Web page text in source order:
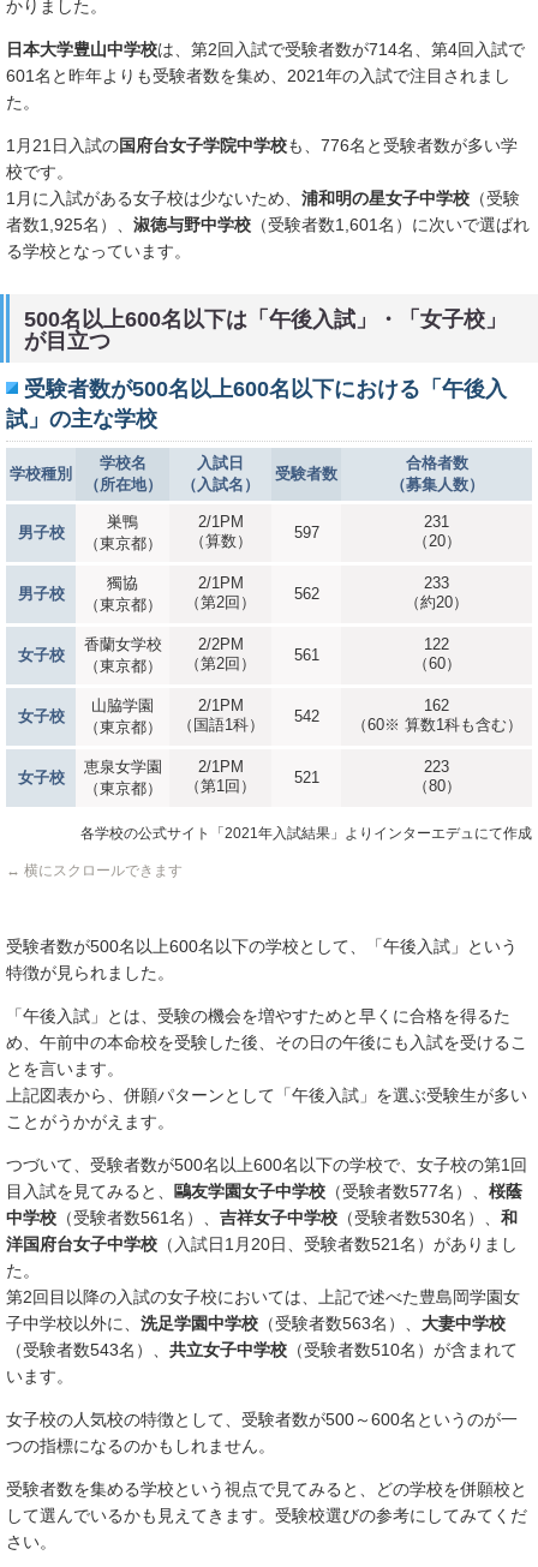
かりました。
日本大学豊山中学校は、第2回入試で受験者数が714名、第4回入試で
601名と昨年よりも受験者数を集め、2021年の入試で注目されまし
た。
1月21日入試の国府台女子学院中学校も、776名と受験者数が多い学
校です。
1月に入試がある女子校は少ないため、 浦和明の星女子中学校 （受験
者数1,925名）、 淑徳与野中学校 （受験者数1,601名）に次いで選ばれ
る学校となっています。
500名以上600名以下は「午後入試」・「女子校」
が目立つ
受験者数が500名以上600名以下における「午後入
試」の主な学校
学校種別
学校名
（所在地）
入試日
（入試名）
受験者数
合格者数
（募集人数）
男子校
巣鴨
（東京都）
2/1PM
（算数）
597
231
（20）
男子校
獨協
（東京都）
2/1PM
（第2回）
562
233
（約20）
女子校
香蘭女学校
（東京都）
2/2PM
（第2回）
561
122
（60）
女子校
山脇学園
（東京都）
2/1PM
（国語1科）
542
162
（60※ 算数1科も含む）
女子校
恵泉女学園
（東京都）
2/1PM
（第1回）
521
223
（80）
各学校の公式サイト「2021年入試結果」よりインターエデュにて作成
↔ 横にスクロールできます
受験者数が500名以上600名以下の学校として、「午後入試」という
特徴が見られました。
「午後入試」とは、受験の機会を増やすためと早くに合格を得るた
め、午前中の本命校を受験した後、その日の午後にも入試を受けるこ
とを言います。
上記図表から、併願パターンとして「午後入試」を選ぶ受験生が多い
ことがうかがえます。
つづいて、受験者数が500名以上600名以下の学校で、女子校の第1回
目入試を見てみると、 鷗友学園女子中学校 （受験者数577名）、 桜蔭
中学校 （受験者数561名）、 吉祥女子中学校 （受験者数530名）、 和
洋国府台女子中学校 （入試日1月20日、受験者数521名）がありまし
た。
第2回目以降の入試の女子校においては、上記で述べた豊島岡学園女
子中学校以外に、 洗足学園中学校 （受験者数563名）、 大妻中学校
（受験者数543名）、 共立女子中学校 （受験者数510名）が含まれて
います。
女子校の人気校の特徴として、受験者数が500～600名というのが一
つの指標になるのかもしれません。
受験者数を集める学校という視点で見てみると、どの学校を併願校と
して選んでいるかも見えてきます。受験校選びの参考にしてみてくだ
さい。